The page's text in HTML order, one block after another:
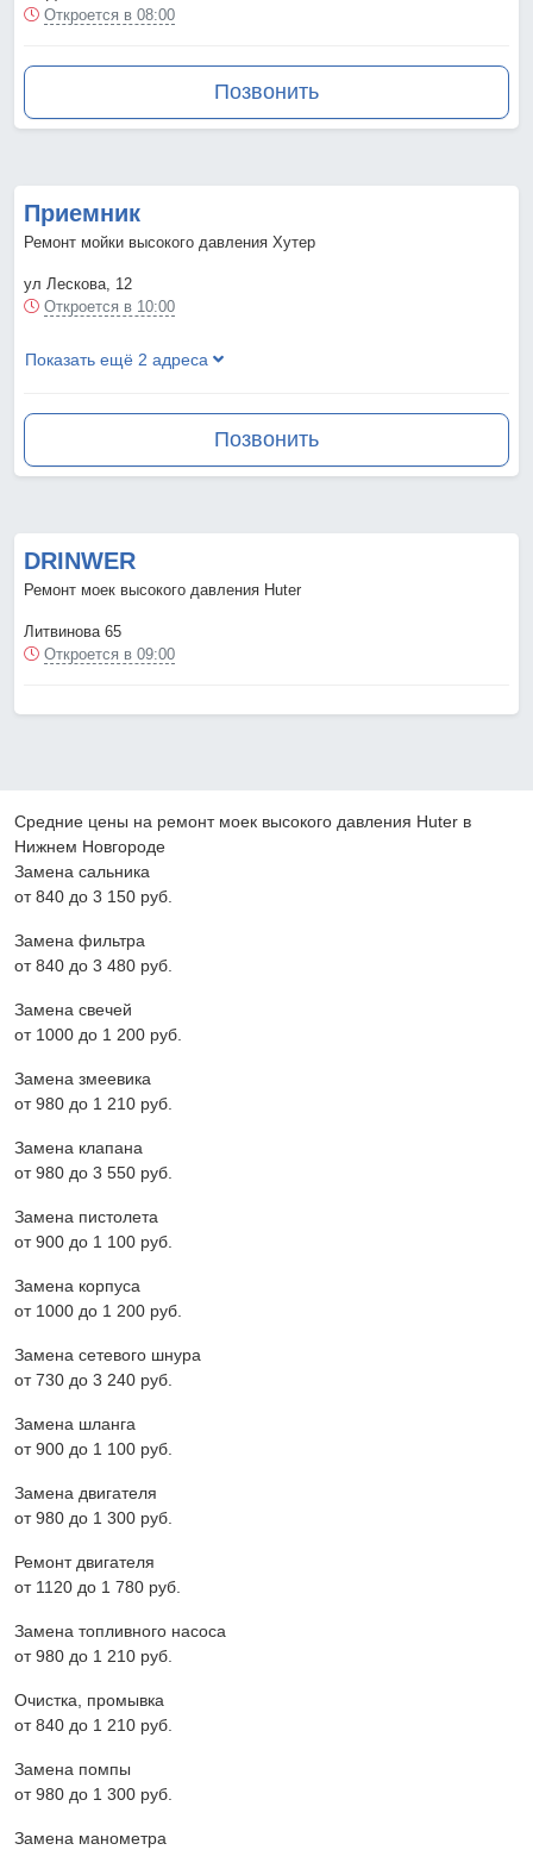
Откроется в 08:00
Позвонить
Приемник
Ремонт мойки высокого давления Хутер
ул Лескова, 12
Откроется в 10:00
Показать ещё 2 адреса
Позвонить
DRINWER
Ремонт моек высокого давления Huter
Литвинова 65
Откроется в 09:00
Средние цены на ремонт моек высокого давления Huter в
Нижнем Новгороде
Замена сальника
от 840 до 3 150 pyб.
Замена фильтра
от 840 до 3 480 pyб.
Замена свечей
от 1000 до 1 200 pyб.
Замена змеевика
от 980 до 1 210 pyб.
Замена клапана
от 980 до 3 550 pyб.
Замена пистолета
от 900 до 1 100 pyб.
Замена корпуса
от 1000 до 1 200 pyб.
Замена сетевого шнура
от 730 до 3 240 pyб.
Замена шланга
от 900 до 1 100 pyб.
Замена двигателя
от 980 до 1 300 pyб.
Ремонт двигателя
от 1120 до 1 780 pyб.
Замена топливного насоса
от 980 до 1 210 pyб.
Очистка, промывка
от 840 до 1 210 pyб.
Замена помпы
от 980 до 1 300 pyб.
Замена манометра